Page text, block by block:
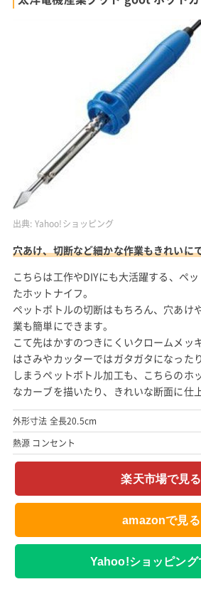
出典: Yahoo!ショッピング
穴あけ、切断など細かな作業もきれいに
こちらは工作やDIYにも大活躍する、ペ
たホットナイフ。
ペットボトルの切断はもちろん、穴あけ
業も簡単にできます。
こて先はかすのつきにくいクロームメッ
はさみやカッターではガタガタになった
しまうペットボトル加工も、こちらのホ
なカーブを描いたり、きれいな断面に仕
外形寸法 全長20.5cm
熱源 コンセント
楽天市場で見る
amazonで見る
Yahoo!ショッピング